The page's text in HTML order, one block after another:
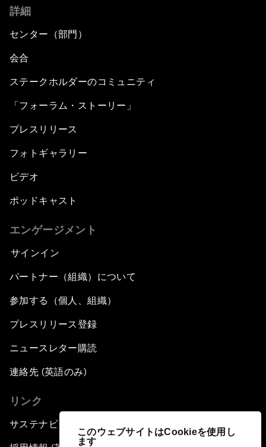
このウェブサイトはCookieを使用し
ます
詳細
センター（部門）
会合
ステークホルダーのコミュニティ
「フォーラム・ストーリー」
プレスリリース
フォトギャラリー
ビデオ
ポッドキャスト
エンゲージメント
サインイン
パートナー（組織）について
参加する（個人、組織）
プレスリリース登録
ニュースレター購読
連絡先 (英語のみ)
リンク
サステナビリティへの取り組み